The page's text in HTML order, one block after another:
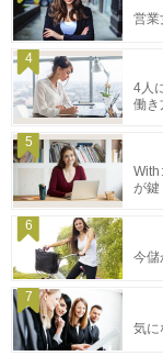
営
4
4人
働き
5
With
が鍵
6
今儲
7
気に